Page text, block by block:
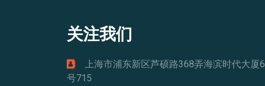
关注我们
上海市浦东新区芦硕路368弄海滨时代大厦6
号715